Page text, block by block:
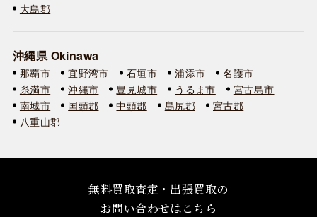
大島郡
沖縄県 Okinawa
那覇市 宜野湾市 石垣市 浦添市
名護市
糸満市
沖縄市 豊見城市 うるま市
宮古島市
南城市
国頭郡 中頭郡 島尻郡
宮古郡
八重山郡
無料買取査定・出張買取の
お問い合わせはこちら